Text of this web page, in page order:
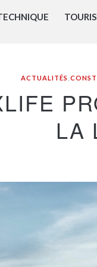
ACTUALITÉS ,
LA